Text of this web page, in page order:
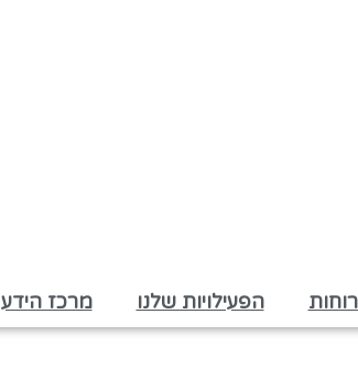
הפעילויות שלנו מרכז הידע